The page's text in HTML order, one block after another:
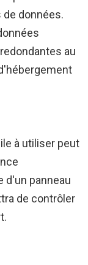
données.
au
à utiliser peut
d'un panneau
de contrôler